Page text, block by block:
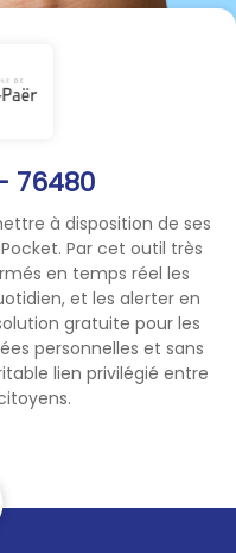
76480
à disposition de ses
Par cet outil très
en temps réel les
et les alerter en
gratuite pour les
personnelles et sans
lien privilégié entre